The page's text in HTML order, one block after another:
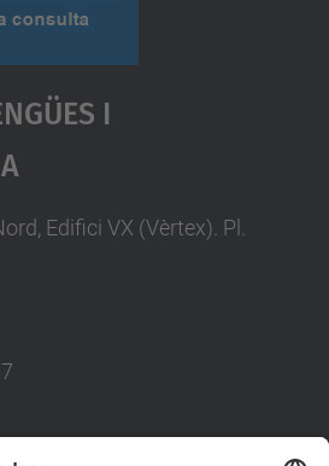
I
Edifici VX (Vèrtex). Pl.